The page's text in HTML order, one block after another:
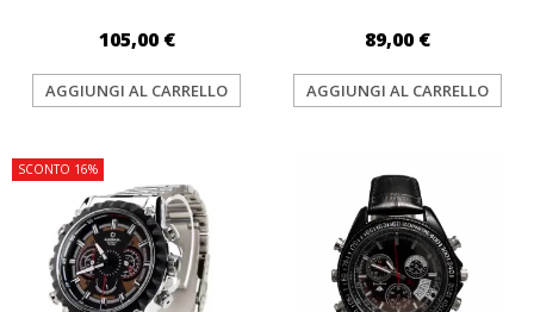
105,00 €
AGGIUNGI AL CARRELLO
89,00 €
AGGIUNGI AL CARRELLO
SCONTO 16%